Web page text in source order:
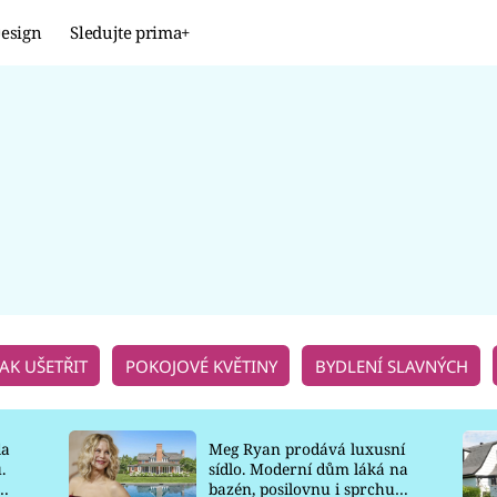
Sledujte prima+
UŠETŘIT POKOJOVÉ KVĚTINY BYDLENÍ SLAVNÝCH
Meg Ryan prodává luxusní
sídlo. Moderní dům láká na
bazén, posilovnu i sprchu